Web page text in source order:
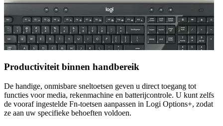
Productiviteit binnen handbereik
De handige, onmisbare sneltoetsen geven u direct toegang tot
functies voor media, rekenmachine en batterijcontrole. U kunt zelfs
de vooraf ingestelde Fn-toetsen aanpassen in Logi Options+, zodat
ze aan uw specifieke behoeften voldoen.